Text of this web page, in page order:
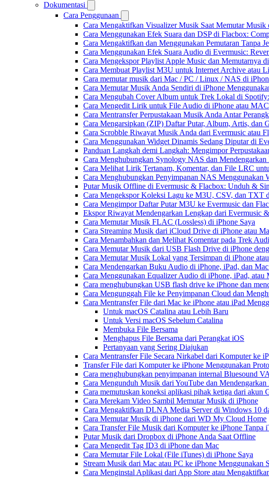
Dokumentasi
Cara Penggunaan
Cara Mengaktifkan Visualizer Musik Saat Memutar Musik
Cara Menggunakan Efek Suara dan DSP di Flacbox:
Cara Mengaktifkan dan Menggunakan Pemutaran Tanpa
Cara Menggunakan Efek Suara Audio di Evermusic:
Cara Mengekspor Playlist Apple Music dan Memutarnya
Cara Membuat Playlist M3U untuk Internet Archive atau
Cara memutar musik dari Mac / PC / Linux / NAS di
Cara Memutar Musik Anda Sendiri di iPhone
Cara Mengubah Cover Album untuk Trek Lokal di
Cara Mengedit Lirik untuk File Audio di iPhone atau MAC
Cara Mentransfer Perpustakaan Musik Anda Antar
Cara Mengarsipkan (ZIP) Daftar Putar, Album, Artis, dan
Cara Scrobble Riwayat Musik Anda dari Evermusic atau
Cara Menggunakan Widget Dinamis Sedang Diputar di
Panduan Langkah demi Langkah: Mengimpor
Cara Menghubungkan Synology NAS dan
Cara Melihat Lirik Tertanam, Komentar, dan File LRC
Cara Menghubungkan Penyimpanan NAS
Putar Musik Offline di Evermusic & Flacbox: Unduh &
Cara Mengekspor Koleksi Lagu ke M3U, CSV, dan TXT
Cara Mengimpor Daftar Putar M3U ke Evermusic dan
Ekspor Riwayat Mendengarkan Lengkap dari Evermusic
Cara Memutar Musik FLAC (Lossless) di iPhone Saya
Cara Streaming Musik dari iCloud Drive di iPhone atau
Cara Menambahkan dan Melihat Komentar pada Trek
Cara Memutar Musik dari USB Flash Drive di iPhone
Cara Memutar Musik Lokal yang Tersimpan di iPhone
Cara Mendengarkan Buku Audio di iPhone, iPad, dan
Cara Menggunakan Equalizer Audio di iPhone, iPad,
Cara menghubungkan USB flash drive ke iPhone dan
Cara Mengunggah File ke Penyimpanan Cloud dan
Cara Mentransfer File dari Mac ke iPhone atau iPad
Untuk macOS Catalina atau Lebih Baru
Untuk Versi macOS Sebelum Catalina
Membuka File Bersama
Menghapus File Bersama dari Perangkat iOS
Pertanyaan yang Sering Diajukan
Cara Mentransfer File Secara Nirkabel dari Komputer ke
Transfer File dari Komputer ke iPhone Menggunakan
Cara menghubungkan penyimpanan internal Bluesound
Cara Mengunduh Musik dari YouTube dan
Cara memutuskan koneksi aplikasi pihak ketiga dari akun
Cara Merekam Video Sambil Memutar Musik di iPhone
Cara Mengaktifkan DLNA Media Server di Windows 10
Cara Memutar Musik di iPhone dari WD My Cloud Home
Cara Transfer File Musik dari Komputer ke iPhone Tanpa
Putar Musik dari Dropbox di iPhone Anda Saat Offline
Cara Mengedit Tag ID3 di iPhone dan Mac
Cara Memutar File Lokal (File iTunes) di iPhone Saya
Stream Musik dari Mac atau PC ke iPhone Menggunakan
Cara Menginstal Aplikasi dari App Store atau